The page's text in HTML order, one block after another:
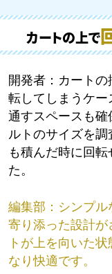
カートの上で
開発者： カートの
転してしまうケー
通すスペースも
ルトのサイズを
も積んだ時に回
た。
編集部： シンプル
寄り添った設計が
トが上を向いた
なり快適です。
Home
トップページ
製品情報
Catalog
製品カタログ
フィッティング
News
お知らせ
Company
会社概要
FAQ
よくあるご質問